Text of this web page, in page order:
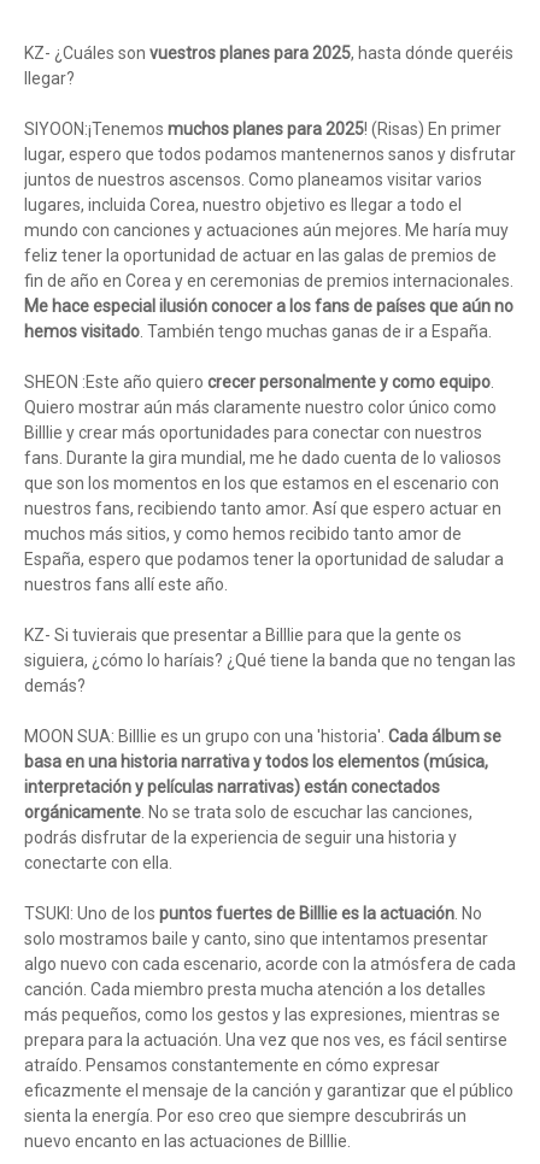
KZ- ¿Cuáles son vuestros planes para 2025, hasta dónde queréis
llegar?
SIYOON:¡Tenemos muchos planes para 2025! (Risas) En primer
lugar, espero que todos podamos mantenernos sanos y disfrutar
juntos de nuestros ascensos. Como planeamos visitar varios
lugares, incluida Corea, nuestro objetivo es llegar a todo el
mundo con canciones y actuaciones aún mejores. Me haría muy
feliz tener la oportunidad de actuar en las galas de premios de
fin de año en Corea y en ceremonias de premios internacionales.
Me hace especial ilusión conocer a los fans de países que aún no
hemos visitado . También tengo muchas ganas de ir a España.
SHEON :Este año quiero crecer personalmente y como equipo
Quiero mostrar aún más claramente nuestro color único como
Billlie y crear más oportunidades para conectar con nuestros
fans. Durante la gira mundial, me he dado cuenta de lo valiosos
que son los momentos en los que estamos en el escenario con
nuestros fans, recibiendo tanto amor. Así que espero actuar en
muchos más sitios, y como hemos recibido tanto amor de
España, espero que podamos tener la oportunidad de saludar a
nuestros fans allí este año.
KZ- Si tuvierais que presentar a Billlie para que la gente os
siguiera, ¿cómo lo haríais? ¿Qué tiene la banda que no tengan las
demás?
MOON SUA: Billlie es un grupo con una 'historia'. Cada álbum se
basa en una historia narrativa y todos los elementos (música,
interpretación y películas narrativas) están conectados
orgánicamente . No se trata solo de escuchar las canciones,
podrás disfrutar de la experiencia de seguir una historia y
conectarte con ella.
TSUKI: Uno de los puntos fuertes de Billlie es la actuación . No
solo mostramos baile y canto, sino que intentamos presentar
algo nuevo con cada escenario, acorde con la atmósfera de cada
canción. Cada miembro presta mucha atención a los detalles
más pequeños, como los gestos y las expresiones, mientras se
prepara para la actuación. Una vez que nos ves, es fácil sentirse
atraído. Pensamos constantemente en cómo expresar
eficazmente el mensaje de la canción y garantizar que el público
sienta la energía. Por eso creo que siempre descubrirás un
nuevo encanto en las actuaciones de Billlie.